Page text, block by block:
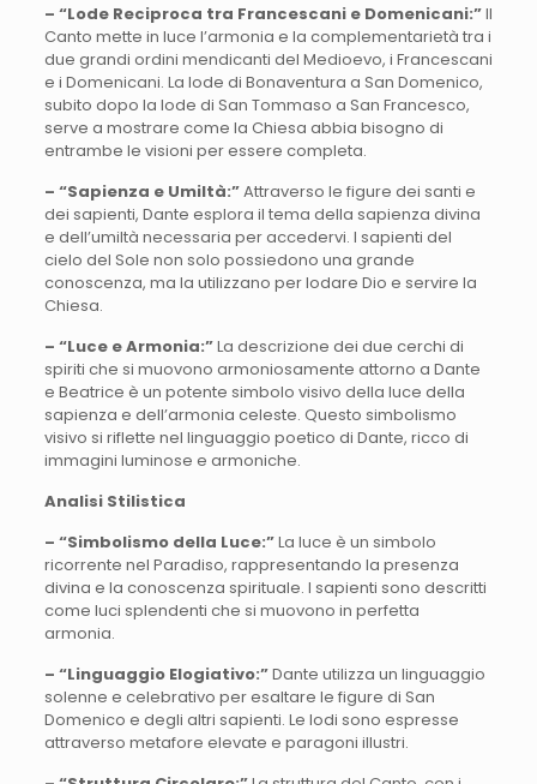
– “Lode Reciproca tra Francescani e Domenicani:”Il
Canto mette in luce l’armonia e la complementarietà tra i
due grandi ordini mendicanti del Medioevo, i Francescani
e i Domenicani. La lode di Bonaventura a San Domenico,
subito dopo la lode di San Tommaso a San Francesco,
serve a mostrare come la Chiesa abbia bisogno di
entrambe le visioni per essere completa.
– “Sapienza e Umiltà:”Attraverso le figure dei santi e
dei sapienti, Dante esplora il tema della sapienza divina
e dell’umiltà necessaria per accedervi. I sapienti del
cielo del Sole non solo possiedono una grande
conoscenza, ma la utilizzano per lodare Dio e servire la
Chiesa.
– “Luce e Armonia:”La descrizione dei due cerchi di
spiriti che si muovono armoniosamente attorno a Dante
e Beatrice è un potente simbolo visivo della luce della
sapienza e dell’armonia celeste. Questo simbolismo
visivo si riflette nel linguaggio poetico di Dante, ricco di
immagini luminose e armoniche.
Analisi Stilistica
– “Simbolismo della Luce:”La luce è un simbolo
ricorrente nel Paradiso, rappresentando la presenza
divina e la conoscenza spirituale. I sapienti sono descritti
come luci splendenti che si muovono in perfetta
armonia.
– “Linguaggio Elogiativo:”Dante utilizza un linguaggio
solenne e celebrativo per esaltare le figure di San
Domenico e degli altri sapienti. Le lodi sono espresse
attraverso metafore elevate e paragoni illustri.